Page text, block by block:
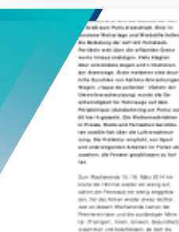
Titel von Le Figaro am
spricht von einer
Hollande. Le Monde
socialisme municipal“ (der
auf kommunaler